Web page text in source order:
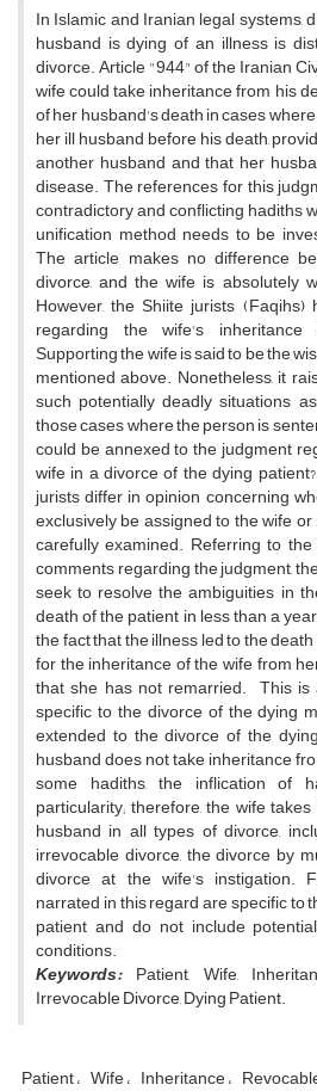
In Islamic and Iranian legal systems,
husband is dying of an illness is
divorce. Article "944" of the Iranian
wife could take inheritance from his
of her husband's death in cases
her ill husband before his death,
another husband and that her
disease. The references for this
contradictory and conflicting hadiths
unification method needs to be
The article makes no difference
divorce, and the wife is absolutely
However, the Shiite jurists
regarding the wife's
Supporting the wife is said to be the
mentioned above. Nonetheless, it
such potentially deadly situations
those cases where the person is
could be annexed to the judgment
wife in a divorce of the dying
jurists differ in opinion concerning
exclusively be assigned to the wife
carefully examined. Referring to
comments regarding the judgment,
seek to resolve the ambiguities in
death of the patient in less than a
the fact that the illness led to the
for the inheritance of the wife from
that she has not remarried. This is
specific to the divorce of the dying
extended to the divorce of the
husband does not take inheritance
some hadiths, the inflication of
particularity; therefore, the wife
husband in all types of divorce,
irrevocable divorce, the divorce by
divorce at the wife's instigation.
narrated in this regard are specific to
patient and do not include
conditions.
Keywords:Patient, Wife,
Irrevocable Divorce, Dying Patient.
Patient Wife Inheritance